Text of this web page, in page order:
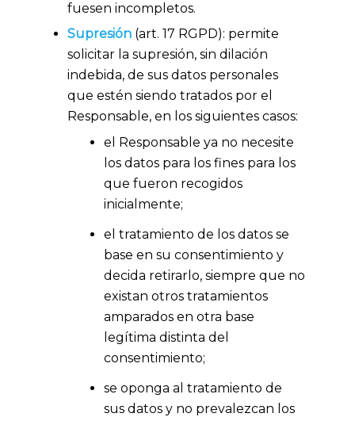
fuesen incompletos.
Supresión (art. 17 RGPD): permite
solicitar la supresión, sin dilación
indebida, de sus datos personales
que estén siendo tratados por el
Responsable, en los siguientes casos:
el Responsable ya no necesite
los datos para los fines para los
que fueron recogidos
inicialmente;
el tratamiento de los datos se
base en su consentimiento y
decida retirarlo, siempre que no
existan otros tratamientos
amparados en otra base
legítima distinta del
consentimiento;
se oponga al tratamiento de
sus datos y no prevalezcan los